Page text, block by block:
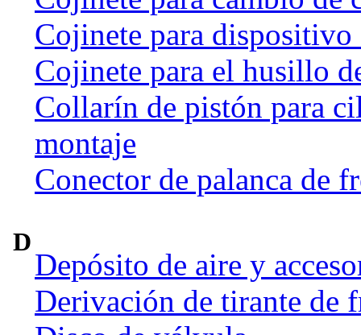
Cojinete para
Cojinete para el husillo
Collarín de pistón para
montaje
Conector de palanca de
D
Depósito de aire y
Derivación de tirante de